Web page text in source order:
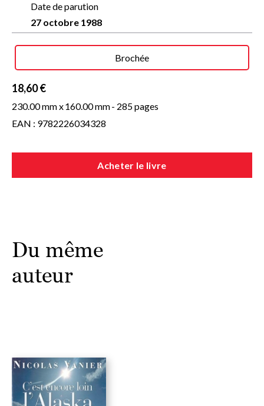
Date de parution
27 octobre 1988
Brochée
18,60 €
230.00 mm x160.00 mm- 285 pages
EAN : 9782226034328
Acheter le livre
Du même
auteur